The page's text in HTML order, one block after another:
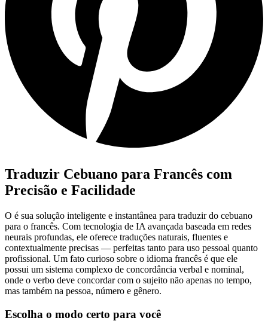
Traduzir Cebuano para Francês com
Precisão e Facilidade
O é sua solução inteligente e instantânea para traduzir do cebuano
para o francês. Com tecnologia de IA avançada baseada em redes
neurais profundas, ele oferece traduções naturais, fluentes e
contextualmente precisas — perfeitas tanto para uso pessoal quanto
profissional. Um fato curioso sobre o idioma francês é que ele
possui um sistema complexo de concordância verbal e nominal,
onde o verbo deve concordar com o sujeito não apenas no tempo,
mas também na pessoa, número e gênero.
Escolha o modo certo para você